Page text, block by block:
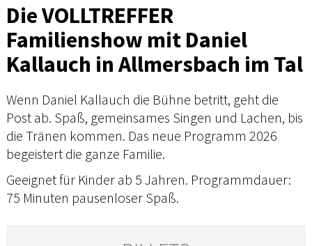
Die VOLLTREFFER
Familienshow mit Daniel
Kallauch in Allmersbach im Tal
Wenn Daniel Kallauch die Bühne betritt, geht die
Post ab. Spaß, gemeinsames Singen und Lachen, bis
die Tränen kommen. Das neue Programm 2026
begeistert die ganze Familie.
Geeignet für Kinder ab 5 Jahren. Programmdauer:
75 Minuten pausenloser Spaß.